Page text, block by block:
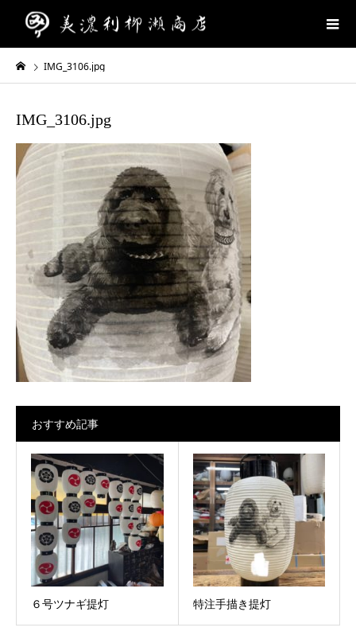
IMG_3106.jpg
IMG_3106.jpg
おすすめ記事
６号ツナギ提灯 特注手描き提灯